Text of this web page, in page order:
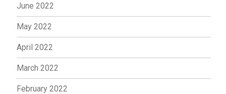
June 2022
May 2022
April 2022
March 2022
February 2022